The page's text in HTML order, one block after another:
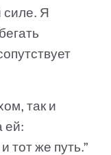
силе. Я
так и
ей:
тот же путь.”